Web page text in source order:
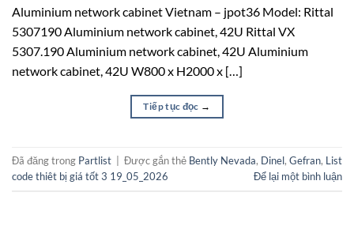
Aluminium network cabinet Vietnam – jpot36 Model: Rittal
5307190 Aluminium network cabinet, 42U Rittal VX
5307.190 Aluminium network cabinet, 42U Aluminium
network cabinet, 42U W800 x H2000 x […]
Tiếp tục đọc →
Đã đăng trong Partlist Được gắn thẻ Bently Nevada, Dinel, Gefran, List
code thiêt bị giá tốt 3 19_05_2026
Để lại một bình luận